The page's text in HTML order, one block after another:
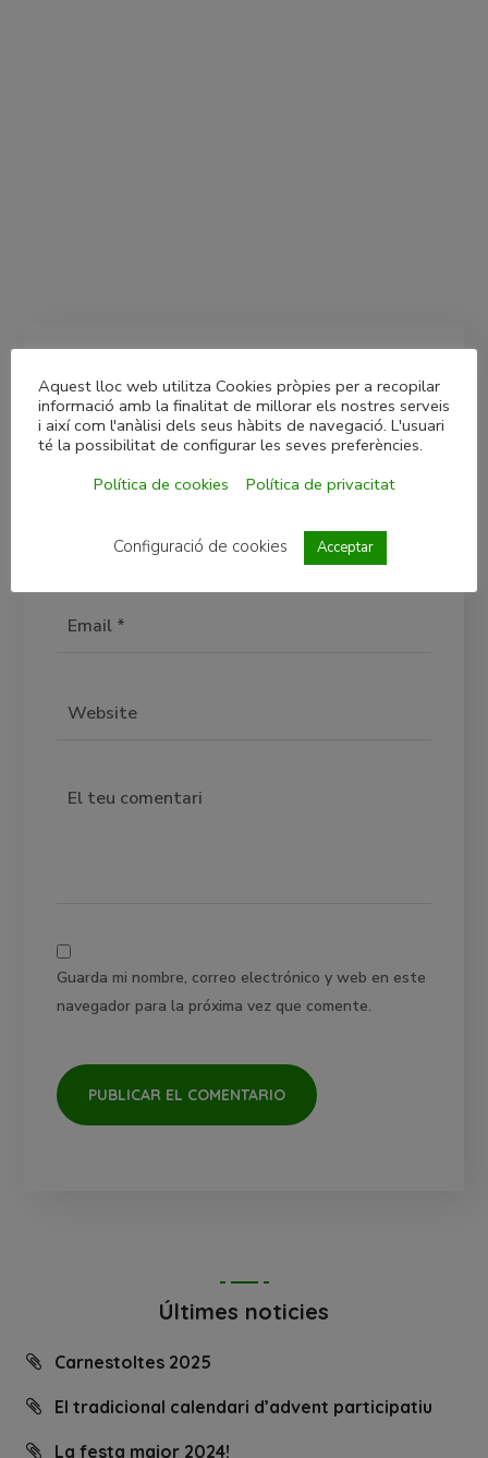
Deja una respuesta
Tu dirección de correo electrónico no será publicada.
Los campos obligatorios están marcados con*
Guarda mi nombre, correo electrónico y web en este
navegador para la próxima vez que comente.
Últimes noticies
Carnestoltes 2025
El tradicional calendari d’advent participatiu
La festa major 2024!
Aquest lloc web utilitza Cookies pròpies per a recopilar
informació amb la finalitat de millorar els nostres serveis
i així com l'anàlisi dels seus hàbits de navegació. L'usuari
té la possibilitat de configurar les seves preferències.
Política de cookies
Política de privacitat
Configuració de cookies Acceptar